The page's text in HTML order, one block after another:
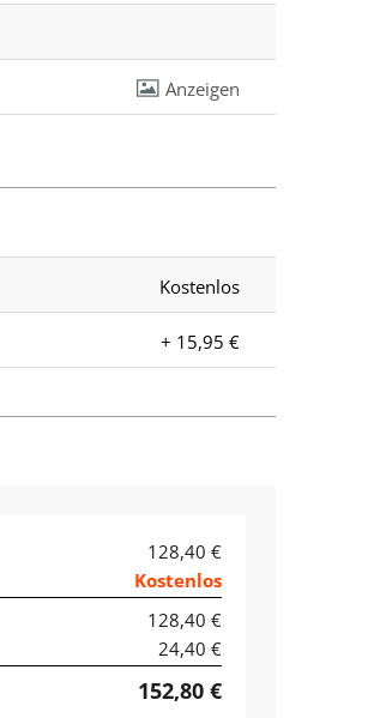
Anzeigen
Kostenlos
+ 15,95 €
128,40 €
Kostenlos
128,40 €
24,40 €
152,80 €